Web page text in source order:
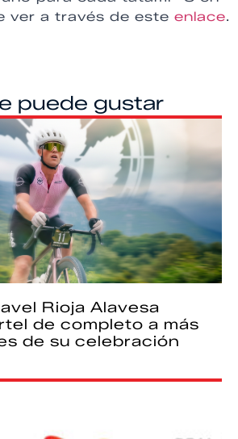
ver a través de este enlace.
puede gustar
Rioja Alavesa
de completo a más
de su celebración